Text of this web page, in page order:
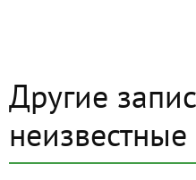
Другие
неизвестные